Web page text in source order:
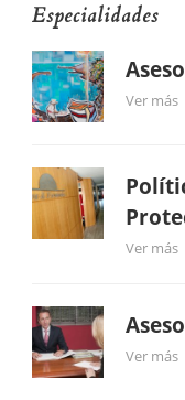
Especialidades
Ver más
Ver más
Ver más